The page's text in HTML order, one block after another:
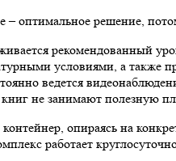
– оптимальное решение,
рекомендованный
условиями, а также
ведется
не занимают полезную
опираясь на
работает